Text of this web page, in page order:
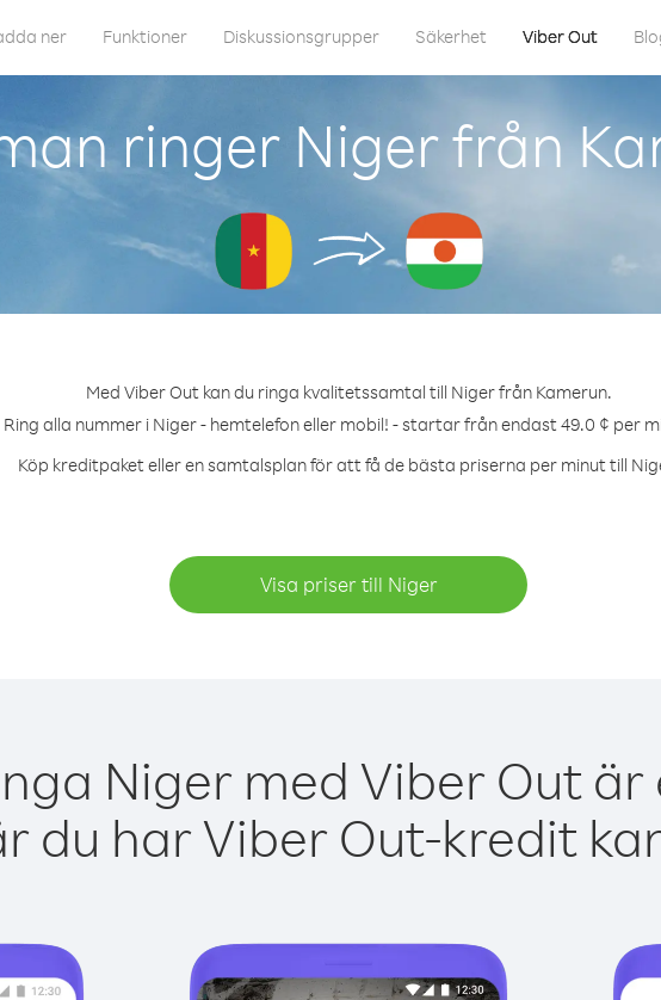
ner Funktioner Diskussionsgrupper Säkerhet Viber Out
ringer Niger från
Med Viber Out kan du ringa kvalitetssamtal till Niger från Kamerun.
Ring alla nummer i Niger - hemtelefon eller mobil! - startar från endast 49.0 ¢ per
Köp kreditpaket eller en samtalsplan för att få de bästa priserna per minut till
Visa priser till Niger
Niger med Viber Out är
du har Viber Out-kredit